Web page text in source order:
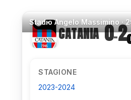
StadioAngelo Massimino ·
CATANIA 0–2
STAGIONE
2023-2024